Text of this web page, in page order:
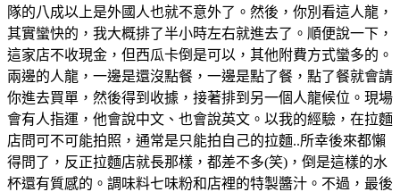
隊的八成以上是外國人也就不意外了。然後，你別看這人龍，
其實蠻快的，我大概排了半小時左右就進去了。順便說一下，
這家店不收現金，但西瓜卡倒是可以，其他附費方式蠻多的。
兩邊的人龍，一邊是還沒點餐，一邊是點了餐，點了餐就會請
你進去買單，然後得到收據，接著排到另一個人龍候位。現場
會有人指運，他會說中文、也會說英文。以我的經驗，在拉麵
店問可不可能拍照，通常是只能拍自己的拉麵..所幸後來都懶
得問了，反正拉麵店就長那樣，都差不多(笑)，倒是這樣的水
杯還有質感的。調味料七味粉和店裡的特製醬汁。不過，最後